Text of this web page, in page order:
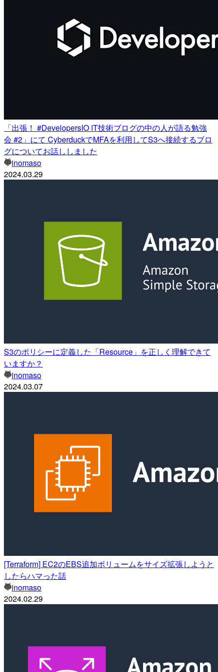
「出張！ #DevelopersIO IT技術ブログの中の人が語る勉強
会 #2」にて CyberduckでMFAを利用してS3へ接続するブロ
グについてお話ししました
inomaso
2024.03.29
S3のポリシーに定義した「Resource」を正しく理解できて
いますか？
inomaso
2024.03.07
[Terraform] EC2のEBS追加ボリュームをサイズ拡張しようと
したらハマった話
inomaso
2024.02.29